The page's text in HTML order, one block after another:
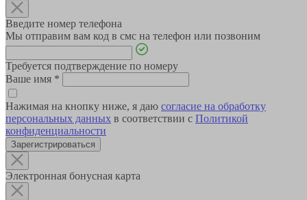
Введите номер телефона
Мы отправим вам код в смс на телефон или позвоним
Требуется подтверждение по номеру
Ваше имя *
Нажимая на кнопку ниже, я даю согласие на обработку
персональных данных в соответствии с Политикой
конфиденциальности
Зарегистрироваться
Электронная бонусная карта